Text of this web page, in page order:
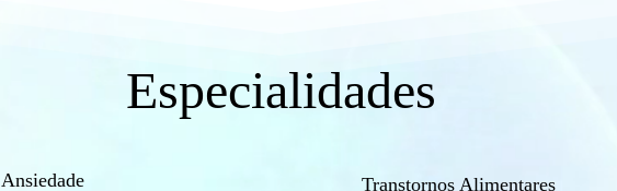
Especialidades
Ansiedade Transtornos Alimentares